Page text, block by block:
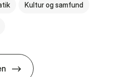
Kultur og samfund